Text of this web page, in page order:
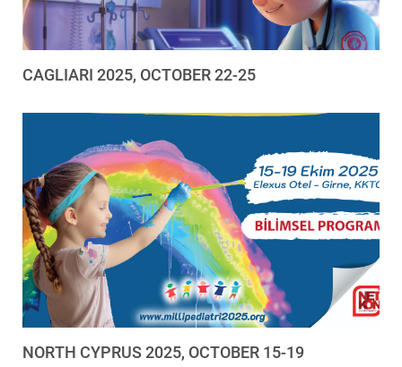
CAGLIARI 2025, OCTOBER 22-25
NORTH CYPRUS 2025, OCTOBER 15-19